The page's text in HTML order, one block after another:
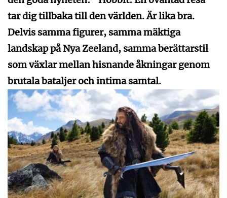
tar dig tillbaka till den världen. Är lika bra.
Delvis samma figurer, samma mäktiga
landskap på Nya Zeeland, samma berättarstil
som växlar mellan hisnande åkningar genom
brutala bataljer och intima samtal.